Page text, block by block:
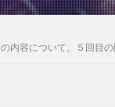
容について。５回目